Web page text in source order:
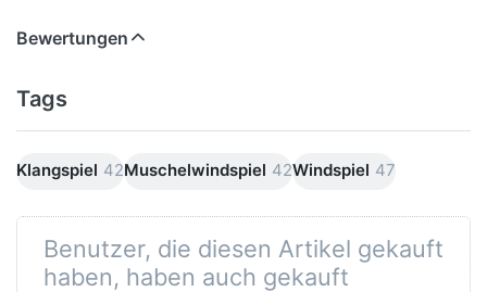
Bewertungen
Tags
Klangspiel 42Muschelwindspiel 42Windspiel 47
Benutzer, die diesen Artikel gekauft
haben, haben auch gekauft